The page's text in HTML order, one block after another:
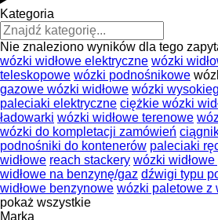
Kategoria
Nie znaleziono wyników dla tego
wózki widłowe elektryczne wózki
teleskopowe wózki podnośnikowe
gazowe wózki widłowe wózki
paleciaki elektryczne ciężkie wózki
ładowarki wózki widłowe terenowe
wózki do kompletacji zamówień
podnośniki do kontenerów paleciaki
widłowe reach stackery wózki
widłowe na benzynę/gaz dźwigi typu
widłowe benzynowe wózki paletowe z
pokaż wszystkie
Marka